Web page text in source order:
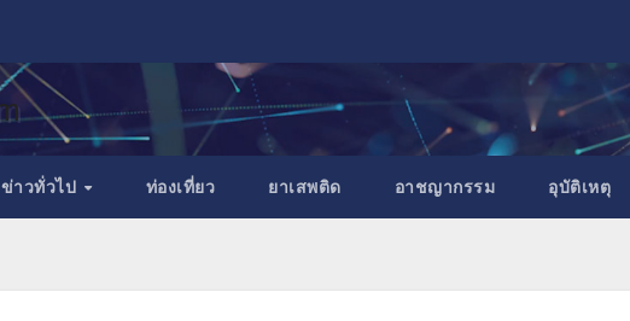
ข่าวทั่วไป ท่องเที่ยว ยาเสพติด อาชญากรรม อุบัติเหตุ